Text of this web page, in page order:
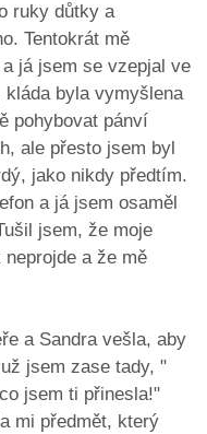
ruky důtky a
Tentokrát mě
já jsem se vzepjal ve
byla vymyšlena
pohybovat pánví
ale přesto jsem byl
jako nikdy předtím.
a já jsem osaměl
jsem, že moje
a že mě
a Sandra vešla, aby
jsem zase tady, "
jsem ti přinesla!"
mi předmět, který